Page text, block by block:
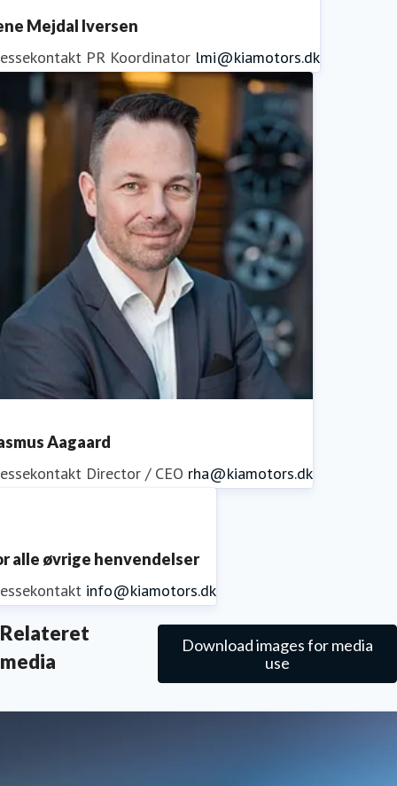
Mejdal Iversen
PR Koordinator lmi@kiamotors.dk
Aagaard
Director / CEO rha@kiamotors.dk
alle øvrige henvendelser
info@kiamotors.dk
Relateret
media
Download images for media
use